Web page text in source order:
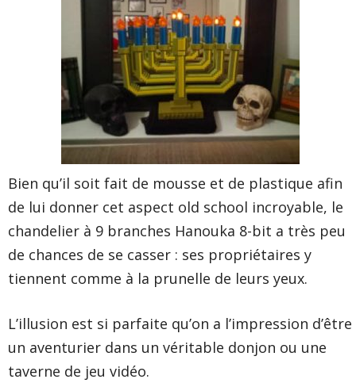
Bien qu’il soit fait de mousse et de plastique afin
de lui donner cet aspect old school incroyable, le
chandelier à 9 branches Hanouka 8-bit a très peu
de chances de se casser : ses propriétaires y
tiennent comme à la prunelle de leurs yeux.
L’illusion est si parfaite qu’on a l’impression d’être
un aventurier dans un véritable donjon ou une
taverne de jeu vidéo.